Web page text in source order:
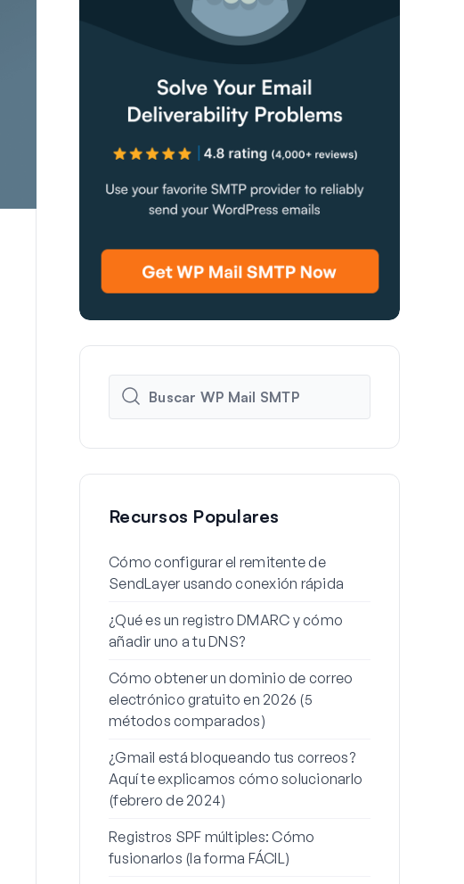
Recursos Populares
Cómo configurar el remitente de
SendLayer usando conexión rápida
¿Qué es un registro DMARC y cómo
añadir uno a tu DNS?
Cómo obtener un dominio de correo
electrónico gratuito en 2026 (5
métodos comparados)
¿Gmail está bloqueando tus correos?
Aquí te explicamos cómo solucionarlo
(febrero de 2024)
Registros SPF múltiples: Cómo
fusionarlos (la forma FÁCIL)